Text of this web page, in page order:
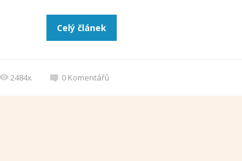
Celý článek
2484x 0 Komentářů